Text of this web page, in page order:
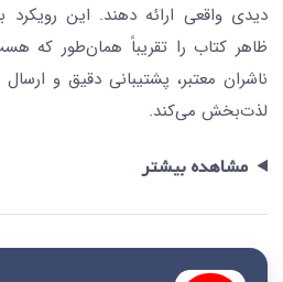
دیدی واقعی ارائه دهند. این
ظاهر کتاب را تقریباً همان‌طور که
ناشران معتبر، پشتیبانی دقیق و
لذت‌بخش می‌کند.
مشاهده بیشتر